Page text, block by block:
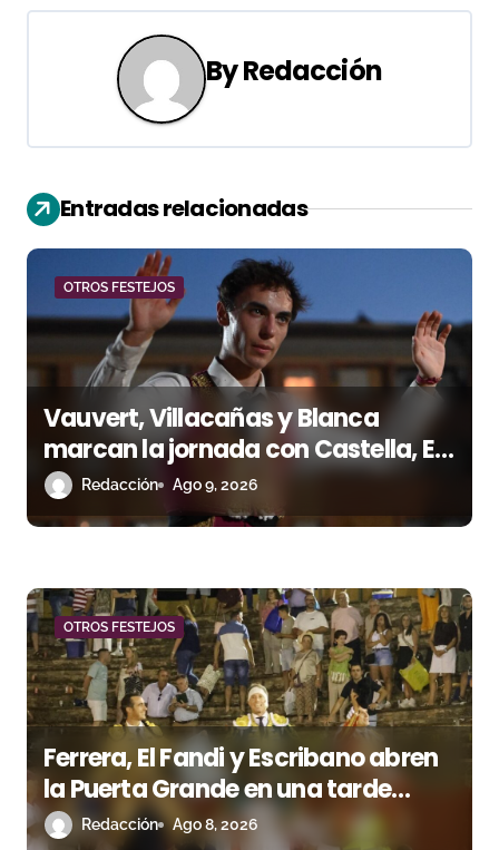
g
i
ó
n
e
e
n
r
d
a
s
ByRedacción
Entradas relacionadas
OTROS FESTEJOS
Vauvert, Villacañas y Blanca
marcan la jornada con Castella, El
Rafi y Tomás González como
protagonistas
Redacción Ago 9, 2026
OTROS FESTEJOS
Ferrera, El Fandi y Escribano abren
la Puerta Grande en una tarde
triunfal en Azuaga
Redacción Ago 8, 2026